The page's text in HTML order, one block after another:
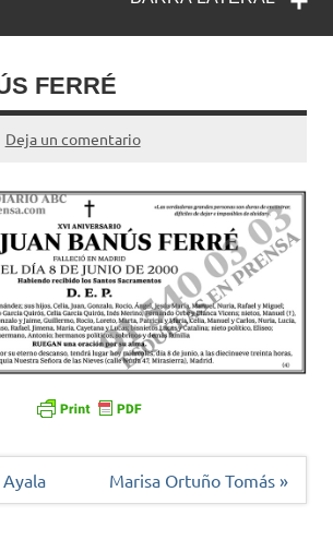
FERRÉ
Deja un comentario
Marisa Ortuño Tomás »